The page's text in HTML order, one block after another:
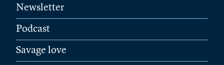
Newsletter
Podcast
Savage love